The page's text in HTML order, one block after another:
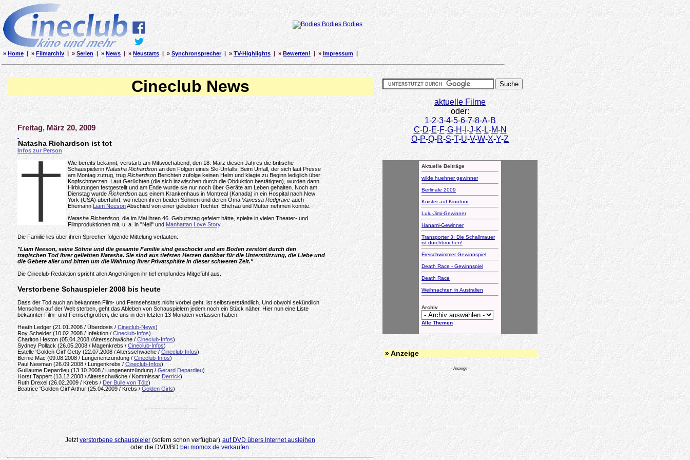
» Home| » Filmarchiv | » Serien | » News | » Neustarts | » Synchronsprecher| » TV-Highlights | » Bewerten! | » Impressum |
Cineclub News
Freitag, März 20, 2009
Natasha Richardson ist tot
Infos zur Person
Wie bereits bekannt, verstarb am Mittwochabend, den 18. März diesen Jahres die britische
Schauspielerin Natasha Richardson an den Folgen eines Ski-Unfalls. Beim Unfall, der sich laut Presse
am Montag zutrug, trug Richardson Berichten zufolge keinen Helm und klagte zu Beginn lediglich über
Kopfschmerzen. Laut Gerüchten (die sich inzwischen durch die Obduktion bestätigten), wurden dann
Hirblutungen festgestellt und am Ende wurde sie nur noch über Geräte am Leben gehalten. Noch am
Dienstag wurde Richardson aus einem Krankenhaus in Montreal (Kanada) in ein Hospital nach New
York (USA) überführt, wo neben ihren beiden Söhnen und deren Oma Vanessa Redgrave auch
Ehemann Liam NeesonAbschied von einer geliebten Tochter, Ehefrau und Mutter nehmen konnte.
Natasha Richardson , die im Mai ihren 46. Geburtstag gefeiert hätte, spielte in vielen Theater- und
Filmproduktionen mit, u. a. in "Nell" und Manhattan Love Story.
Die Familie lies über ihren Sprecher folgende Mittelung verlauten:
"Liam Neeson, seine Söhne und die gesamte Familie sind geschockt und am Boden zerstört durch den
tragischen Tod ihrer geliebten Natasha. Sie sind aus tiefsten Herzen dankbar für die Unterstützung, die Liebe und
die Gebete aller und bitten um die Wahrung ihrer Privatsphäre in dieser schweren Zeit."
Die Cineclub-Redaktion spricht allen Angehörigen ihr tief empfundes Mitgefühl aus.
Verstorbene Schauspieler 2008 bis heute
Dass der Tod auch an bekannten Film- und Fernsehstars nicht vorbei geht, ist selbstverständlich. Und obwohl sekündlich
Menschen auf der Welt sterben, geht das Ableben von Schauspielern jedem noch ein Stück näher. Hier nun eine Liste
bekannter Film- und Fernsehgrößen, die uns in den letzten 13 Monaten verlassen haben:
Heath Ledger (21.01.2008 / Überdosis / Cineclub-News)
Roy Scheider (10.02.2008 / Infektion / Cineclub-Infos)
Charlton Heston (05.04.2008 /Altersschwäche / Cineclub-Infos)
Sydney Pollack (26.05.2008 / Magenkrebs / Cineclub-Infos)
Estelle 'Golden Girl' Getty (22.07.2008 / Altersschwäche / Cineclub-Infos)
Bernie Mac (09.08.2008 / Lungenentzündung / Cineclub-Infos)
Paul Newman (26.09.2008 / Lungenkrebs / Cineclub-Infos)
Guillaume Depardieu (13.10.2008 / Lungenentzündung / Gerard Depardieu)
Horst Tappert (13.12.2008 / Altersschwäche / Kommissar Derrick)
Ruth Drexel (26.02.2009 / Krebs / Der Bulle von Tölz)
Beatrice 'Golden Girl' Arthur (25.04.2009 / Krebs / Golden Girls)
Jetztverstorbene schauspieler (sofern schon verfügbar) auf DVD übers Internet ausleihen
oder die DVD/BD bei momox.de verkaufen.
aktuelle Filme
oder:
1-2-3-4-5-6-7-8-A-B
C-D-E-F-G-H-I -J-K-L-M-N
O-P-Q-R-S-T-U-V-W-X-Y-Z
Aktuelle Beiträge
wilde huehner gewinner
Berlinale 2009
Knister auf Kinotour
Lulu-Jimi-Gewinner
Hanami-Gewinner
Transporter 3: Die Schallmauer
ist durchbrochen!
Freischwimmer Gewinnspiel
Death Race - Gewinnspiel
Death Race
Weihnachten in Australien
Archiv
Alle Themen
» Anzeige
- Anzeige -